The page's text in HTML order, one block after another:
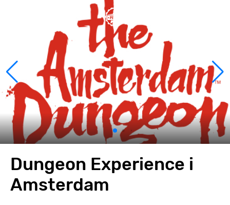
Dungeon Experience i
Amsterdam